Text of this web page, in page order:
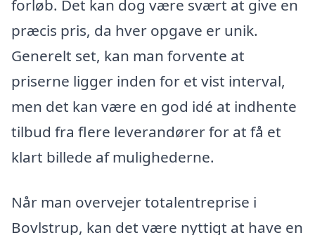
forløb. Det kan dog være svært at give en
præcis pris, da hver opgave er unik.
Generelt set, kan man forvente at
priserne ligger inden for et vist interval,
men det kan være en god idé at indhente
tilbud fra flere leverandører for at få et
klart billede af mulighederne.
Når man overvejer totalentreprise i
Bovlstrup, kan det være nyttigt at have en